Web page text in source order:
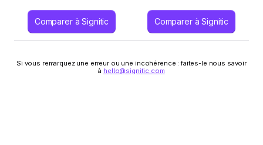
Comparer à Signitic Comparer à Signitic
Si vous remarquez une erreur ou une incohérence : faites-le nous savoir
à hello@signitic.com